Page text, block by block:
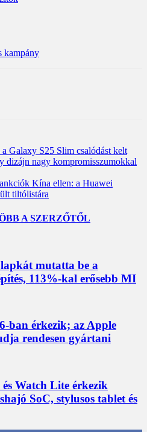
kampány
Galaxy S25 Slim csalódást kelt
dizájn nagy kompromisszumokkal
Kína ellen: a Huawei
tiltólistára
A SZERZŐTŐL
mutatta be a
113%-kal erősebb MI
ban érkezik; az Apple
rendesen gyártani
Watch Lite érkezik
SoC, stylusos tablet és